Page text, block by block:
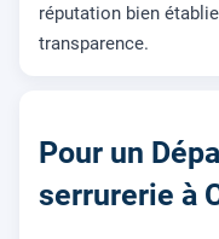
réputation bien
transparence.
Pour un
serrurerie à